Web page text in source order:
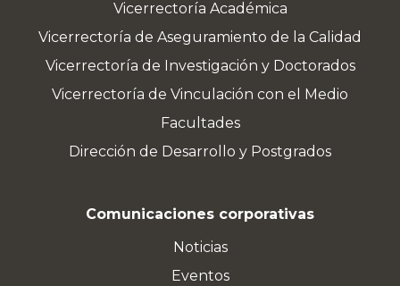
Vicerrectoría Académica
Vicerrectoría de Aseguramiento de la Calidad
Vicerrectoría de Investigación y Doctorados
Vicerrectoría de Vinculación con el Medio
Facultades
Dirección de Desarrollo y Postgrados
Comunicaciones corporativas
Noticias
Eventos